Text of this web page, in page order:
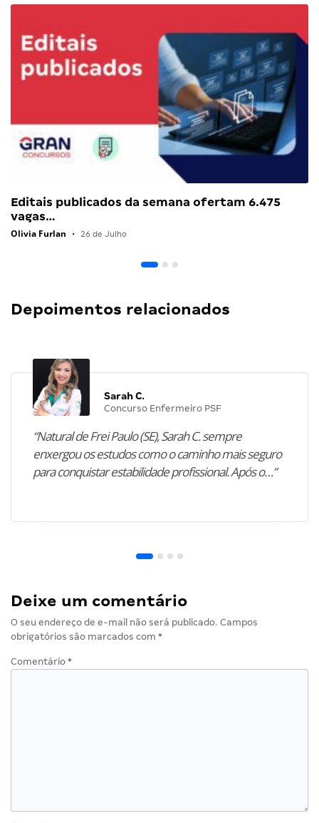
Editais publicados da semana ofertam 6.475
vagas…
Olivia Furlan • 26 de Julho
Depoimentos relacionados
Sarah C.
Concurso Enfermeiro PSF
“Natural de Frei Paulo (SE), Sarah C. sempre
enxergou os estudos como o caminho mais seguro
para conquistar estabilidade profissional. Após o…”
Deixe um comentário
O seu endereço de e-mail não será publicado. Campos
obrigatórios são marcados com *
Comentário *